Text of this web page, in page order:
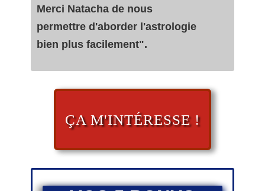
Merci Natacha de nous
permettre d'aborder l'astrologie
bien plus facilement".
ÇA M'INTÉRESSE !